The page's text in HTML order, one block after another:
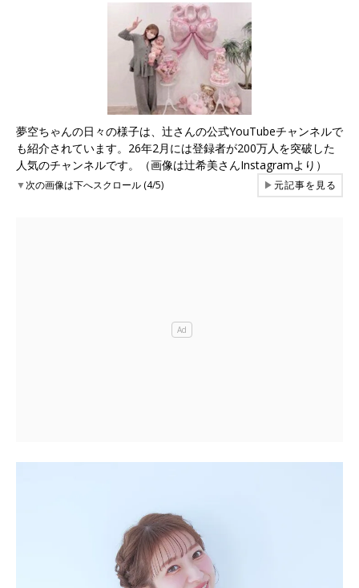
夢空ちゃんの日々の様子は、辻さんの公式YouTubeチャンネルで
も紹介されています。26年2月には登録者が200万人を突破した
人気のチャンネルです。（画像は辻希美さんInstagramより）
▼次の画像は下へスクロール (4/5) ▶元記事を見る